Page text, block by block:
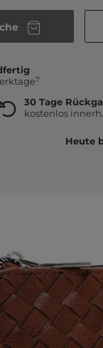
7
30 Tage
kostenlos
Heute